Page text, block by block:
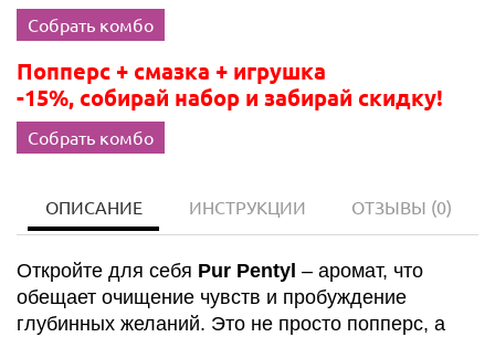
Собрать комбо
Попперс + смазка + игрушка
-15%, собирай набор и забирай скидку!
Собрать комбо
ОПИСАНИЕ ИНСТРУКЦИИ ОТЗЫВЫ (0)
Откройте для себя Pur Pentyl – аромат, что
обещает очищение чувств и пробуждение
глубинных желаний. Это не просто попперс, а